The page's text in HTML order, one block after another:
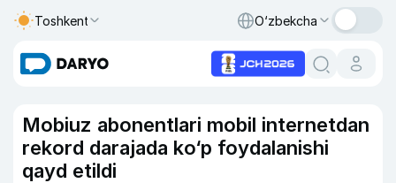
Toshkent O‘zbekcha
Mobiuz abonentlari mobil internetdan
rekord darajada ko‘p foydalanishi
qayd etildi